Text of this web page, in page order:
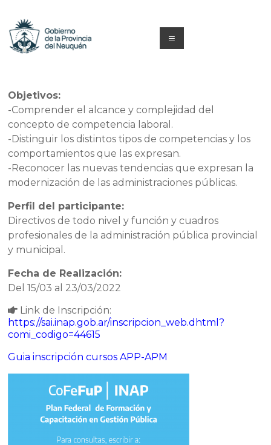
contenido
y
Formación
Neuquén
Menú
Objetivos:
-Comprender el alcance y complejidad del
concepto de competencia laboral.
-Distinguir los distintos tipos de competencias y los
comportamientos que las expresan.
-Reconocer las nuevas tendencias que expresan la
modernización de las administraciones públicas.
Perfil del participante:
Directivos de todo nivel y función y cuadros
profesionales de la administración pública provincial
y municipal.
Fecha de Realización:
Del 15/03 al 23/03/2022
Link de Inscripción:
https://sai.inap.gob.ar/inscripcion_web.dhtml?
comi_codigo=44615
Guia inscripción cursos APP-APM